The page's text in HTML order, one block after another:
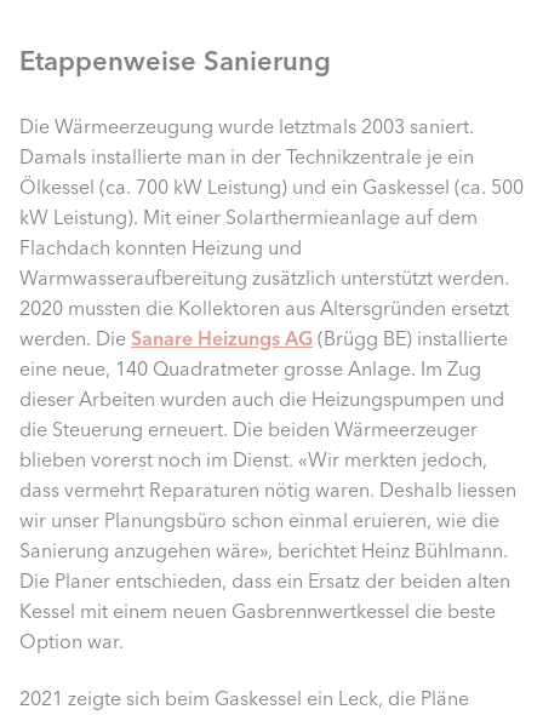
Etappenweise Sanierung
Die Wärmeerzeugung wurde letztmals 2003 saniert.
Damals installierte man in der Technikzentrale je ein
Ölkessel (ca. 700 kW Leistung) und ein Gaskessel (ca. 500
kW Leistung). Mit einer Solarthermieanlage auf dem
Flachdach konnten Heizung und
Warmwasseraufbereitung zusätzlich unterstützt werden.
2020 mussten die Kollektoren aus Altersgründen ersetzt
werden. Die Sanare Heizungs AG (Brügg BE) installierte
eine neue, 140 Quadratmeter grosse Anlage. Im Zug
dieser Arbeiten wurden auch die Heizungspumpen und
die Steuerung erneuert. Die beiden Wärmeerzeuger
blieben vorerst noch im Dienst. «Wir merkten jedoch,
dass vermehrt Reparaturen nötig waren. Deshalb liessen
wir unser Planungsbüro schon einmal eruieren, wie die
Sanierung anzugehen wäre», berichtet Heinz Bühlmann.
Die Planer entschieden, dass ein Ersatz der beiden alten
Kessel mit einem neuen Gasbrennwertkessel die beste
Option war.
2021 zeigte sich beim Gaskessel ein Leck, die Pläne